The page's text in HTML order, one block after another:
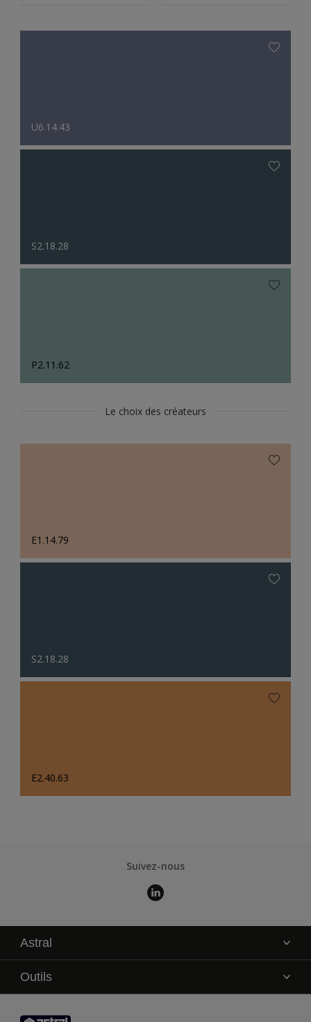
U6.14.43
S2.18.28
P2.11.62
Le choix des créateurs
E1.14.79
S2.18.28
E2.40.63
Suivez-nous
Astral
La marque
Service technique
Contact
Outils